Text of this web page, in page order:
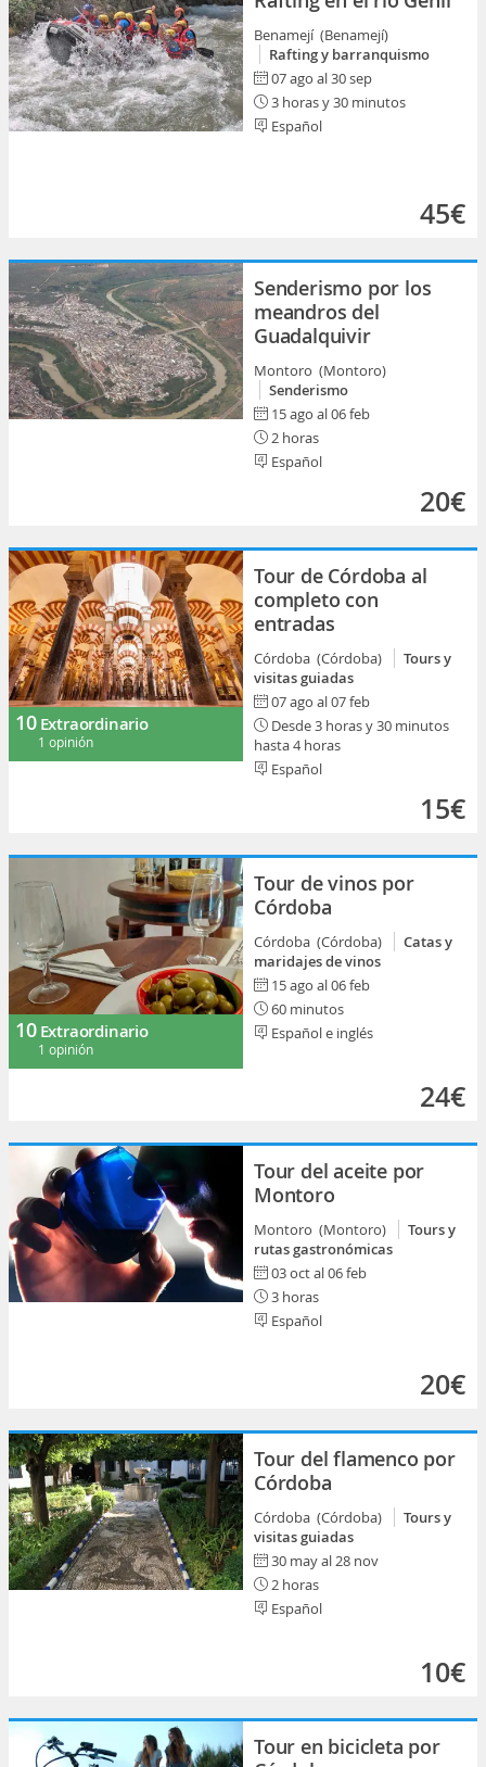
Benamejí (Benamejí)
Rafting y barranquismo
07 ago al 30 sep
3 horas y 30 minutos
Español
45€
Senderismo por los
meandros del
Guadalquivir
Montoro (Montoro)
Senderismo
15 ago al 06 feb
2 horas
Español
20€
10 Extraordinario
1 opinión
Tour de Córdoba al
completo con
entradas
Córdoba (Córdoba)
Tours y
visitas guiadas
07 ago al 07 feb
Desde 3 horas y 30 minutos
hasta 4 horas
Español
15€
10 Extraordinario
1 opinión
Tour de vinos por
Córdoba
Córdoba (Córdoba)
Catas y
maridajes de vinos
15 ago al 06 feb
60 minutos
Español e inglés
24€
Tour del aceite por
Montoro
Montoro (Montoro)
Tours y
rutas gastronómicas
03 oct al 06 feb
3 horas
Español
20€
Tour del flamenco por
Córdoba
Córdoba (Córdoba)
Tours y
visitas guiadas
30 may al 28 nov
2 horas
Español
10€
Tour en bicicleta por